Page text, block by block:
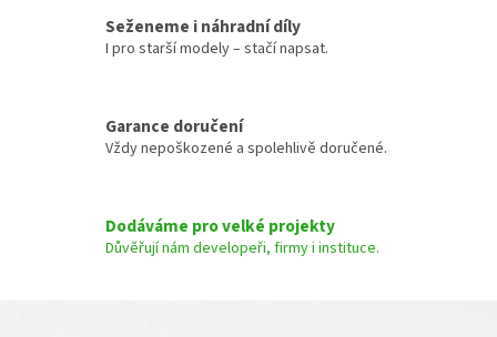
k
y
s
Seženeme i náhradní díly
I pro starší modely – stačí napsat.
Garance doručení
Vždy nepoškozené a spolehlivě doručené.
Dodáváme pro velké projekty
Důvěřují nám developeři, firmy i instituce.